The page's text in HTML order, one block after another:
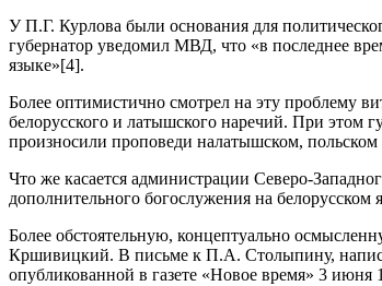
У П.Г. Курлова были основания для
губернатор уведомил МВД, что «в последнее
языке»[4].
Более оптимистично смотрел на эту проблему
белорусского и латышского наречий. При этом
произносили проповеди налатышском,
Что же касается администрации Северо-
дополнительного богослужения на
Более обстоятельную, концептуально
Кршивицкий. В письме к П.А. Столыпину,
опубликованной в газете «Новое время» 3 июня